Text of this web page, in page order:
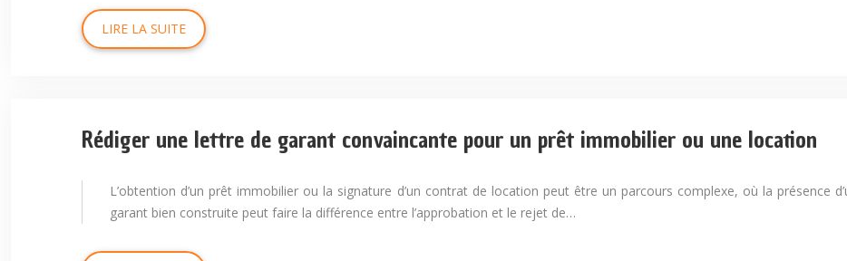
LIRE LA SUITE
Rédiger une lettre de garant convaincante pour un prêt immobilier ou une location
L’obtention d’un prêt immobilier ou la signature d’un contrat de location peut être un parcours complexe, où la présence
garant bien construite peut faire la différence entre l’approbation et le rejet de…